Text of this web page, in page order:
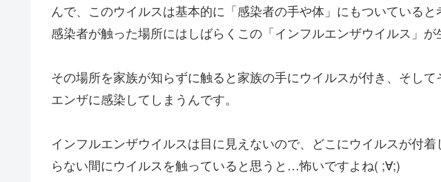
んで、このウイルスは基本的に「感染者の手や体」にもついていると
感染者が触った場所にはしばらくこの「インフルエンザウイルス」が
その場所を家族が知らずに触ると家族の手にウイルスが付き、そし
エンザに感染してしまうんです。
インフルエンザウイルスは目に見えないので、どこにウイルスが付
らない間にウイルスを触っていると思うと…怖いですよね( ;∀;)